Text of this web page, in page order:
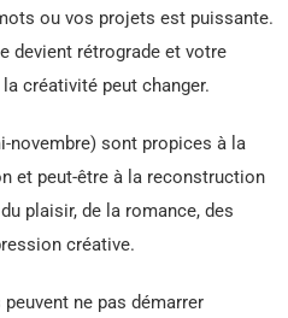
ou vos projets est puissante.
devient rétrograde et votre
créativité peut changer.
novembre) sont propices à la
et peut-être à la reconstruction
plaisir, de la romance, des
créative.
ne pas démarrer